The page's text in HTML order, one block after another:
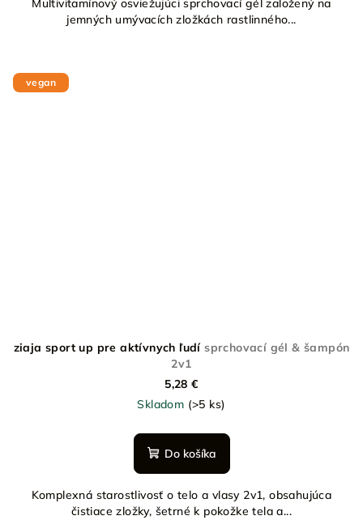
Multivitamínový osviežujúci sprchovací gél založený na
jemných umývacích zložkách rastlinného...
vegan
ziaja sport up pre aktívnych ľudísprchovací gél & šampón
2v1
5,28 €
Skladom (>5 ks)
Do košíka
Komplexná starostlivosť o telo a vlasy 2v1, obsahujúca
čistiace zložky, šetrné k pokožke tela a...